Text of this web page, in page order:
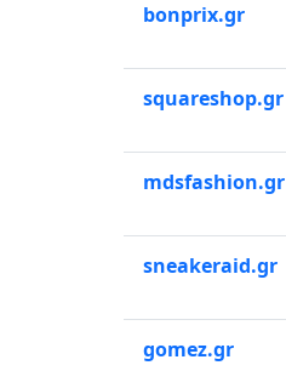
bonprix.gr
squareshop.gr
mdsfashion.gr
sneakeraid.gr
gomez.gr